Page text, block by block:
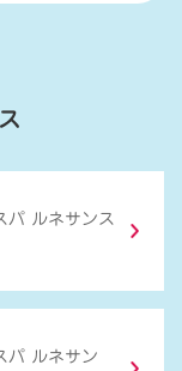
パ ルネサンス
パ ルネサン